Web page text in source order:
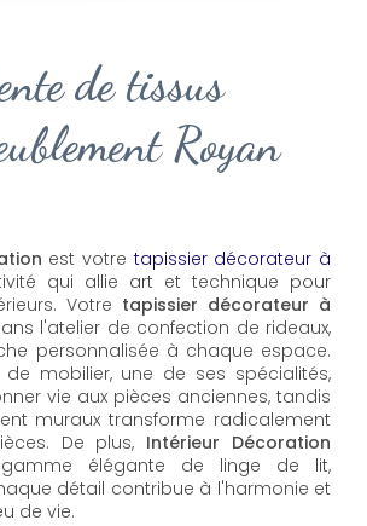
de tissus
Royan
est votre tapissier décorateur à
qui allie art et technique pour
Votre tapissier décorateur à
l'atelier de confection de rideaux,
personnalisée à chaque espace.
de mobilier, une de ses spécialités,
vie aux pièces anciennes, tandis
muraux transforme radicalement
De plus, Intérieur Décoration
élégante de linge de lit,
détail contribue à l'harmonie et
de vie.